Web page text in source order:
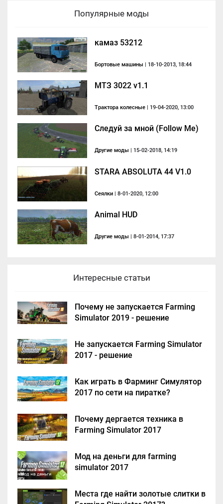
Популярные моды
камаз 53212
Бортовые машины | 18-10-2013, 18:44
МТЗ 3022 v1.1
Трактора колесные | 19-04-2020, 13:00
Следуй за мной (Follow Me)
Другие моды | 15-02-2018, 14:19
STARA ABSOLUTA 44 V1.0
Сеялки | 8-01-2020, 12:00
Animal HUD
Другие моды | 8-01-2014, 17:37
Интересные статьи
Почему не запускается Farming
Simulator 2019 - решение
Не запускается Farming Simulator
2017 - решение
Как играть в Фарминг Симулятор
2017 по сети на пиратке?
Почему дергается техника в
Farming Simulator 2017
Мод на деньги для farming
simulator 2017
Места где найти золотые слитки в